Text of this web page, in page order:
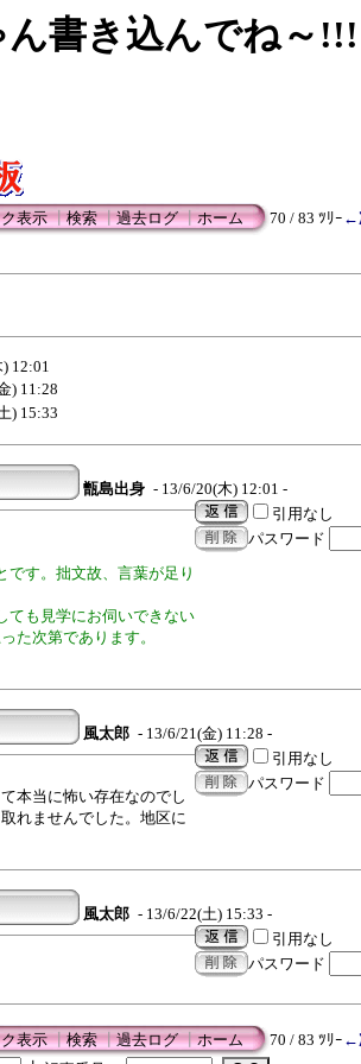
書き込んでね～!!!
表示┃検索┃過去ログ┃ホーム 70 / 83 ﾂﾘｰ ←
12:01
) 11:28
) 15:33
甑島出身 - 13/6/20(木) 12:01 -
引用なし
パスワード
です。拙文故、言葉が足り
ても見学にお伺いできない
た次第であります。
風太郎 - 13/6/21(金) 11:28 -
引用なし
パスワード
本当に怖い存在なのでし
れませんでした。地区に
風太郎 - 13/6/22(土) 15:33 -
引用なし
パスワード
表示┃検索┃過去ログ┃ホーム 70 / 83 ﾂﾘｰ ←